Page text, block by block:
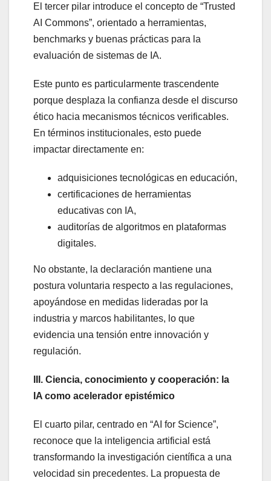
El tercer pilar introduce el concepto de “Trusted
AI Commons”, orientado a herramientas,
benchmarks y buenas prácticas para la
evaluación de sistemas de IA.
Este punto es particularmente trascendente
porque desplaza la confianza desde el discurso
ético hacia mecanismos técnicos verificables.
En términos institucionales, esto puede
impactar directamente en:
adquisiciones tecnológicas en educación,
certificaciones de herramientas
educativas con IA,
auditorías de algoritmos en plataformas
digitales.
No obstante, la declaración mantiene una
postura voluntaria respecto a las regulaciones,
apoyándose en medidas lideradas por la
industria y marcos habilitantes, lo que
evidencia una tensión entre innovación y
regulación.
III. Ciencia, conocimiento y cooperación: la
IA como acelerador epistémico
El cuarto pilar, centrado en “AI for Science”,
reconoce que la inteligencia artificial está
transformando la investigación científica a una
velocidad sin precedentes. La propuesta de